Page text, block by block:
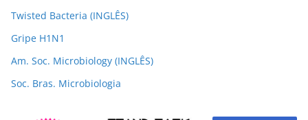
Twisted Bacteria (INGLÊS)
Gripe H1N1
Am. Soc. Microbiology (INGLÊS)
Soc. Bras. Microbiologia